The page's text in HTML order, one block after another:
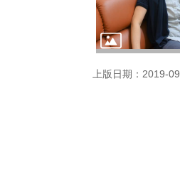
上版日期：2019-